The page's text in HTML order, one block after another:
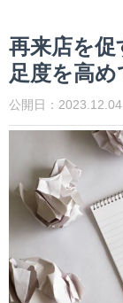
再来店を
足度を高
公開日：2023.12.04